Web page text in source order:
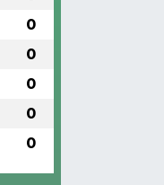
0
0
0
0
0